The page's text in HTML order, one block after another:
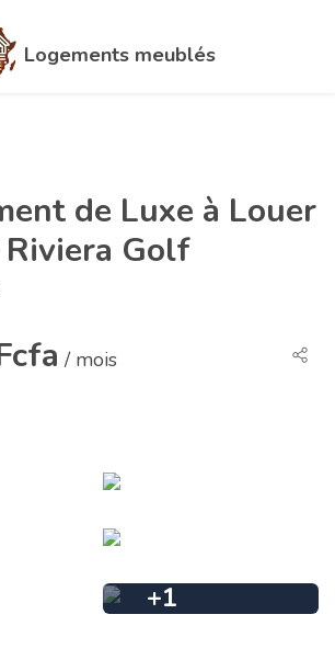
Logements meublés
de Luxe à Louer
Riviera Golf
/ mois
+1